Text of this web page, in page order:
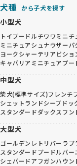
犬種 から子犬を探す
小型犬
トイプードルチワワミニチ
ミニチュアシュナウザーパ
ヨークシャーテリアビショ
キャバリア ミニチュアプー
中型犬
柴犬(標準サイズ)フレンチ
シェットランドシープドッ
スタンダードダックスフン
大型犬
ゴールデンレトリバー ラブ
スタンダードプードルバー
シェパードアフガンハウン